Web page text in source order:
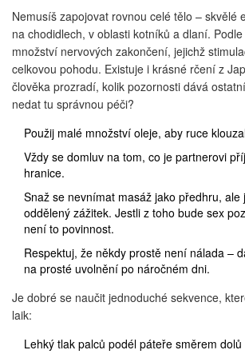
Nemusíš zapojovat rovnou celé tělo – skvělé
na chodidlech, v oblasti kotníků a dlaní.
množství nervových zakončení, jejichž
celkovou pohodu. Existuje i krásné rčení z
člověka prozradí, kolik pozornosti dává
nedat tu správnou péči?
Použij malé množství oleje, aby ruce
Vždy se domluv na tom, co je partnerovi
hranice.
Snaž se nevnímat masáž jako předhru, ale
oddělený zážitek. Jestli z toho bude sex
není to povinnost.
Respektuj, že někdy prostě není nálada –
na prosté uvolnění po náročném dni.
Je dobré se naučit jednoduché sekvence,
laik:
Lehký tlak palců podél páteře směrem dolů